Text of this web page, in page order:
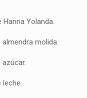
Harina Yolanda.
almendra molida.
azúcar.